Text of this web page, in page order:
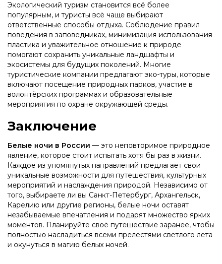
Экологический туризм становится всё более
популярным, и туристы всё чаще выбирают
ответственные способы отдыха. Соблюдение правил
поведения в заповедниках, минимизация использования
пластика и уважительное отношение к природе
помогают сохранить уникальные ландшафты и
экосистемы для будущих поколений. Многие
туристические компании предлагают эко-туры, которые
включают посещение природных парков, участие в
волонтёрских программах и образовательные
мероприятия по охране окружающей среды.
Заключение
Белые ночи в России — это неповторимое природное
явление, которое стоит испытать хотя бы раз в жизни.
Каждое из упомянутых направлений предлагает свои
уникальные возможности для путешествия, культурных
мероприятий и наслаждения природой. Независимо от
того, выбираете ли вы Санкт-Петербург, Архангельск,
Карелию или другие регионы, белые ночи оставят
незабываемые впечатления и подарят множество ярких
моментов. Планируйте своё путешествие заранее, чтобы
полностью насладиться всеми прелестями светлого лета
и окунуться в магию белых ночей.